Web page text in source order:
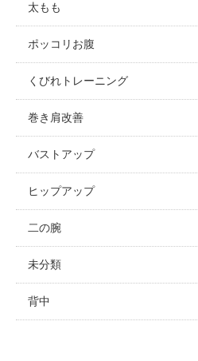
太もも
ポッコリお腹
くびれトレーニング
巻き肩改善
バストアップ
ヒップアップ
二の腕
未分類
背中